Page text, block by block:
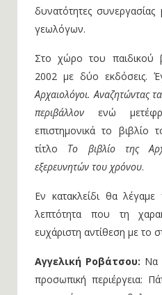
δυνατότητες
γεωλόγων.
Στο χώρο του παιδικού
2002 με δύο εκδόσεις.
Αρχαιολόγοι. Αναζητώντας
περιβάλλον ενώ
επιστημονικά το
τίτλο Το βιβλίο της
εξερευνητών του χρόνου.
Εν κατακλείδι θα
λεπτότητα που τη
ευχάριστη αντίθεση με το
Αγγελική Ροβάτσου: Να
προσωπική περιέργεια: